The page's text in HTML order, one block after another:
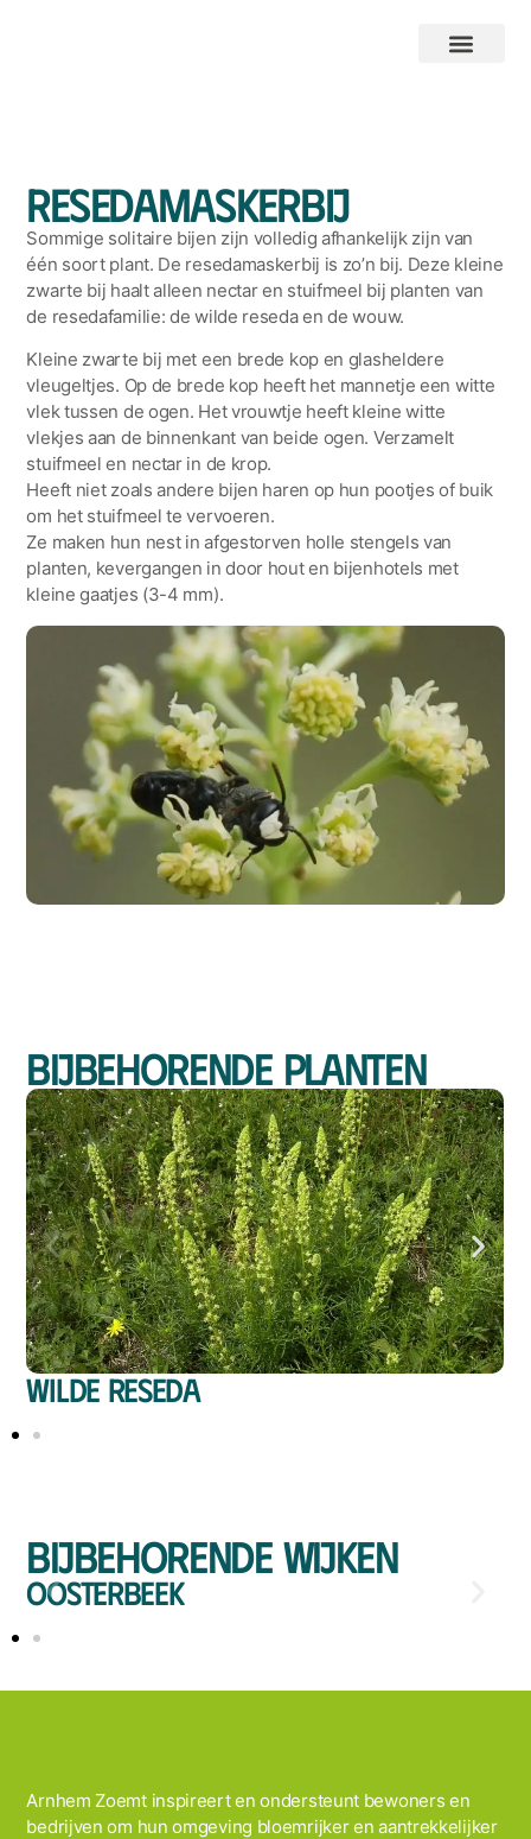
Resedamaskerbij
Sommige solitaire bijen zijn volledig afhankelijk zijn van
één soort plant. De resedamaskerbij is zo’n bij. Deze kleine
zwarte bij haalt alleen nectar en stuifmeel bij planten van
de resedafamilie: de wilde reseda en de wouw.
Kleine zwarte bij met een brede kop en glasheldere
vleugeltjes. Op de brede kop heeft het mannetje een witte
vlek tussen de ogen. Het vrouwtje heeft kleine witte
vlekjes aan de binnenkant van beide ogen. Verzamelt
stuifmeel en nectar in de krop.
Heeft niet zoals andere bijen haren op hun pootjes of buik
om het stuifmeel te vervoeren.
Ze maken hun nest in afgestorven holle stengels van
planten, kevergangen in door hout en bijenhotels met
kleine gaatjes (3-4 mm).
Bijbehorende planten
Wilde reseda
Bijbehorende wijken
Oosterbeek
Arnhem Zoemt inspireert en ondersteunt bewoners en
bedrijven om hun omgeving bloemrijker en aantrekkelijker